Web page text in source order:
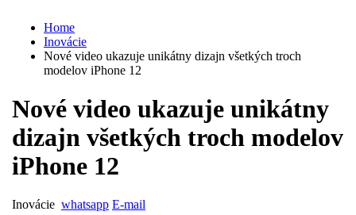
Home
Inovácie
Nové video ukazuje unikátny dizajn všetkých troch
modelov iPhone 12
Nové video ukazuje unikátny
dizajn všetkých troch modelov
iPhone 12
Inovácie whatsapp E-mail